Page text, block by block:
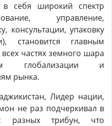
в себя широкий спектр
управление,
консультации, упаковку
становится главным
частях земного шара
глобализации и
рынка.
Лидер нации,
не раз подчеркивал в
разных трибун, что